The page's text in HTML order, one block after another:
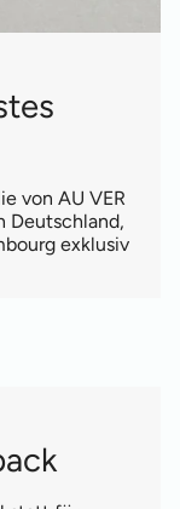
von AU VER
Deutschland,
exklusiv